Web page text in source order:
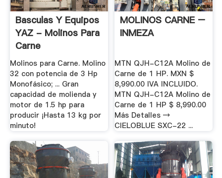
Basculas Y Equipos
YAZ - Molinos Para
Carne
Molinos para Carne. Molino
32 con potencia de 3 Hp
Monofásico; ... Gran
capacidad de molienda y
motor de 1.5 hp para
producir ¡Hasta 13 kg por
minuto!
MOLINOS CARNE –
INMEZA
MTN QJH-C12A Molino de
Carne de 1 HP. MXN $
8,990.00 IVA INCLUIDO.
MTN QJH-C12A Molino de
Carne de 1 HP $ 8,990.00
Más Detalles →
CIELOBLUE SXC-22 ...